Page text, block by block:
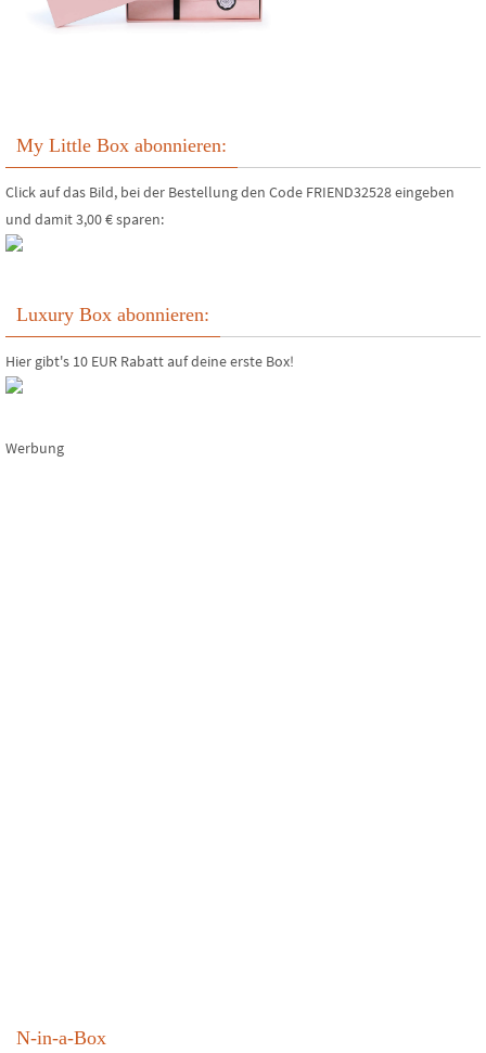
My Little Box abonnieren:
Click auf das Bild, bei der Bestellung den Code FRIEND32528 eingeben
und damit 3,00 € sparen:
Luxury Box abonnieren:
Hier gibt's 10 EUR Rabatt auf deine erste Box!
Werbung
N-in-a-Box